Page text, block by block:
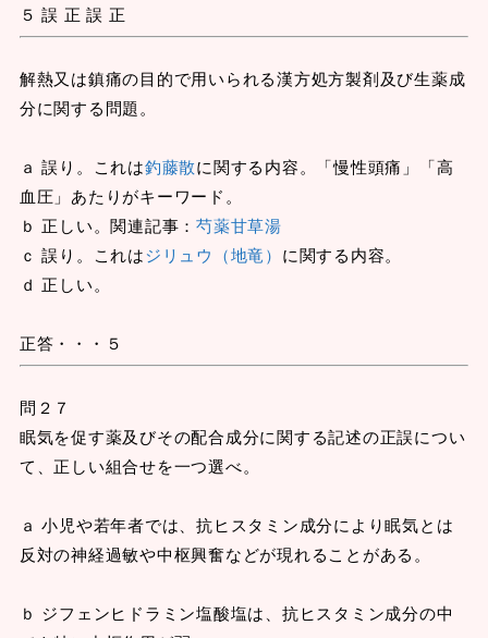
５ 誤 正 誤 正
解熱又は鎮痛の目的で用いられる漢方処方製剤及び生薬成
分に関する問題。
ａ 誤り。これは釣藤散に関する内容。「慢性頭痛」「高
血圧」あたりがキーワード。
ｂ 正しい。関連記事：芍薬甘草湯
ｃ 誤り。これはジリュウ（地竜） に関する内容。
ｄ 正しい。
正答・・・５
問２７
眠気を促す薬及びその配合成分に関する記述の正誤につい
て、正しい組合せを一つ選べ。
ａ 小児や若年者では、抗ヒスタミン成分により眠気とは
反対の神経過敏や中枢興奮などが現れることがある。
ｂ ジフェンヒドラミン塩酸塩は、抗ヒスタミン成分の中